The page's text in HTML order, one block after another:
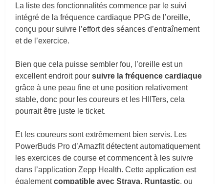
La liste des fonctionnalités commence par le suivi
intégré de la fréquence cardiaque PPG de l’oreille,
conçu pour suivre l’effort des séances d’entraînement
et de l’exercice.
Bien que cela puisse sembler fou, l’oreille est un
excellent endroit poursuivre la fréquence cardiaque
grâce à une peau fine et une position relativement
stable, donc pour les coureurs et les HIITers, cela
pourrait être juste le ticket.
Et les coureurs sont extrêmement bien servis. Les
PowerBuds Pro d’Amazfit détectent automatiquement
les exercices de course et commencent à les suivre
dans l’application Zepp Health. Cette application est
égalementcompatible avec Strava, Runtastic, ou